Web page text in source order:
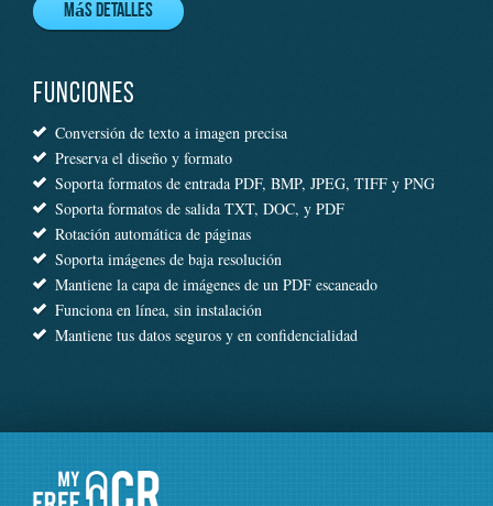
Más detalles
FUNCIONES
Conversión de texto a imagen precisa
Preserva el diseño y formato
Soporta formatos de entrada PDF, BMP, JPEG, TIFF y PNG
Soporta formatos de salida TXT, DOC, y PDF
Rotación automática de páginas
Soporta imágenes de baja resolución
Mantiene la capa de imágenes de un PDF escaneado
Funciona en línea, sin instalación
Mantiene tus datos seguros y en confidencialidad